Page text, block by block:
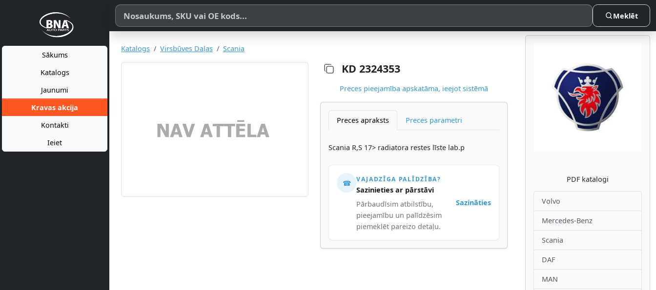
Sākums
Katalogs
Jaunumi
Kravas akcija
Kontakti
Ieiet
Meklēt pēc produkta nosaukuma, SKU vai OE koda
Meklēt
Katalogs Virsbūves Daļas Scania
KD 2324353
Preces pieejamība apskatāma, ieejot sistēmā
Preces apraksts Preces parametri
Scania R,S 17> radiatora restes līste lab.p
☎ VAJADZĪGA PALĪDZĪBA?
Sazinieties ar pārstāvi
Pārbaudīsim atbilstību,
pieejamību un palīdzēsim
piemeklēt pareizo detaļu.
Sazināties
Atpakaļ
PDF katalogi
Volvo
Mercedes-Benz
Scania
DAF
MAN